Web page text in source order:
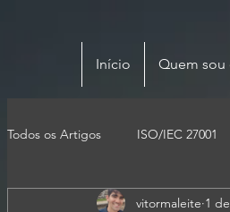
Início Quem sou
Todos os Artigos ISO/IEC 27001
vitormaleite 1